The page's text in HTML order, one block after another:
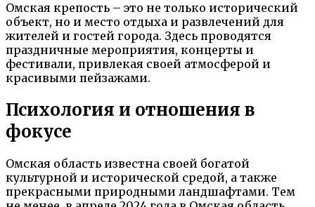
Омская крепость – это не только исторический
объект, но и место отдыха и развлечений для
жителей и гостей города. Здесь проводятся
праздничные мероприятия, концерты и
фестивали, привлекая своей атмосферой и
красивыми пейзажами.
Психология и отношения в
фокусе
Омская область известна своей богатой
культурной и исторической средой, а также
прекрасными природными ландшафтами. Тем